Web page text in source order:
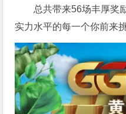
总共带来56场丰厚奖
实力水平的每一个你前来挑